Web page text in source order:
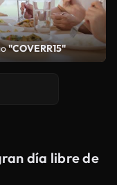
"COVERR15"
día libre de